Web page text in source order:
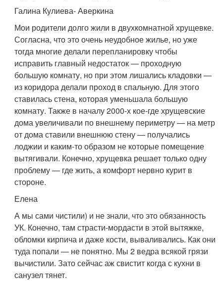
Галина Кулиева- Аверкина
Мои родители долго жили в двухкомнатной хрущевке.
Согласна, что это очень неудобное жилье, но уже
тогда многие делали перепланировку чтобы
исправить главный недостаток — проходную
большую комнату, но при этом лишались кладовки —
из коридора делали проход в спальную. Для этого
ставилась стена, которая уменьшала большую
комнату. Также в началу 2000-х кое-где хрущевские
дома увеличивали по внешнему периметру — на метр
от дома ставили внешнюю стену — получались
лоджии и каким-то образом не которые помещение
вытягивали. Конечно, хрущевка решает только одну
проблему — где жить, а комфорт нервно курит в
стороне.
Елена
А мы сами чистили) и не знали, что это обязанность
УК. Конечно, там страсти-мордасти в этой вытяжке,
обломки кирпича и даже кости, вываливались. Как они
туда попали — не понятно. Мы 2 ведра всякой грязи
вычистили. Зато сейчас аж свистит когда с кухни в
санузел тянет.